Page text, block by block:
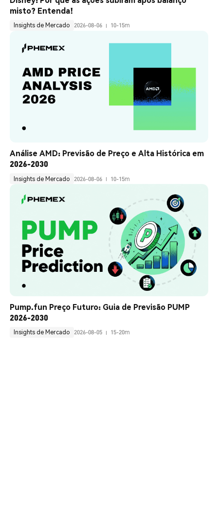
misto? Entenda!
Insights de Mercado 2026-08-06 10-15m
Análise AMD: Previsão de Preço e Alta Histórica em
2026-2030
Insights de Mercado 2026-08-06 10-15m
Pump.fun Preço Futuro: Guia de Previsão PUMP
2026-2030
Insights de Mercado 2026-08-05 15-20m